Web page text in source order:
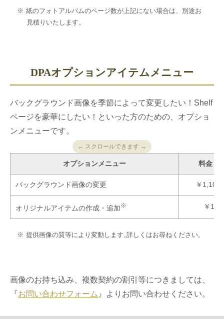
紙のフォトアルバムのページ数が上記にない場合は、別途お
見積りいたします。
DPAオプションアイテムメニュー
バックグラウンド画像を季節によって変更したい！Shelf
ページを豪華にしたい！といった方のための、オプショ
ンメニューです。
← スクロールできます →
オプションメニュー 料金（
バックグラウンド画像の変更 ￥
オリジナルアイテムの作成・追加※ ￥
提供画像の質等により変動します。詳しくはお尋ねください。
画像のお持ち込み、複数契約の割引等につきましては、
『 お問い合わせフォーム』よりお問い合わせください。